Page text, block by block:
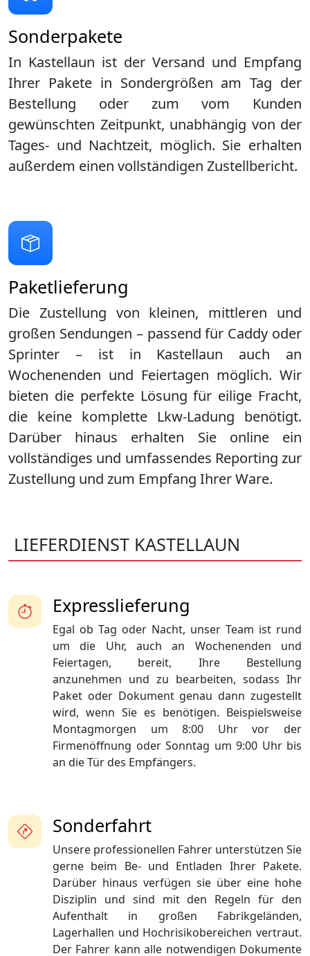
Paketlieferung
Die Zustellung von kleinen, mittleren und
großen Sendungen – passend für Caddy oder
Sprinter – ist in Kastellaun auch an
Wochenenden und Feiertagen möglich. Wir
bieten die perfekte Lösung für eilige Fracht,
die keine komplette Lkw-Ladung benötigt.
Darüber hinaus erhalten Sie online ein
vollständiges und umfassendes Reporting zur
Zustellung und zum Empfang Ihrer Ware.
Sonderpakete
In Kastellaun ist der Versand und Empfang
Ihrer Pakete in Sondergrößen am Tag der
Bestellung oder zum vom Kunden
gewünschten Zeitpunkt, unabhängig von der
Tages- und Nachtzeit, möglich. Sie erhalten
außerdem einen vollständigen Zustellbericht.
LIEFERDIENST KASTELLAUN
Sonderfahrt
Unsere professionellen Fahrer unterstützen Sie
gerne beim Be- und Entladen Ihrer Pakete.
Darüber hinaus verfügen sie über eine hohe
Disziplin und sind mit den Regeln für den
Aufenthalt in großen Fabrikgeländen,
Lagerhallen und Hochrisikobereichen vertraut.
Der Fahrer kann alle notwendigen Dokumente
Expresslieferung
Egal ob Tag oder Nacht, unser Team ist rund
um die Uhr, auch an Wochenenden und
Feiertagen, bereit, Ihre Bestellung
anzunehmen und zu bearbeiten, sodass Ihr
Paket oder Dokument genau dann zugestellt
wird, wenn Sie es benötigen. Beispielsweise
Montagmorgen um 8:00 Uhr vor der
Firmenöffnung oder Sonntag um 9:00 Uhr bis
an die Tür des Empfängers.